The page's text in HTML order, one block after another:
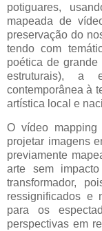
potiguares,
mapeada de
preservação do
tendo com
poética de
estruturais), a
contemporânea à
artística local e
O vídeo mapping
projetar imagens
previamente
arte sem
transformador,
ressignificados e
para os
perspectivas em